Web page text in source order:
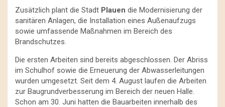
Zusätzlich plant die Stadt Plauen die Modernisierung der
sanitären Anlagen, die Installation eines Außenaufzugs
sowie umfassende Maßnahmen im Bereich des
Brandschutzes.
Die ersten Arbeiten sind bereits abgeschlossen. Der Abriss
im Schulhof sowie die Erneuerung der Abwasserleitungen
wurden umgesetzt. Seit dem 4. August laufen die Arbeiten
zur Baugrundverbesserung im Bereich der neuen Halle.
Schon am 30. Juni hatten die Bauarbeiten innerhalb des